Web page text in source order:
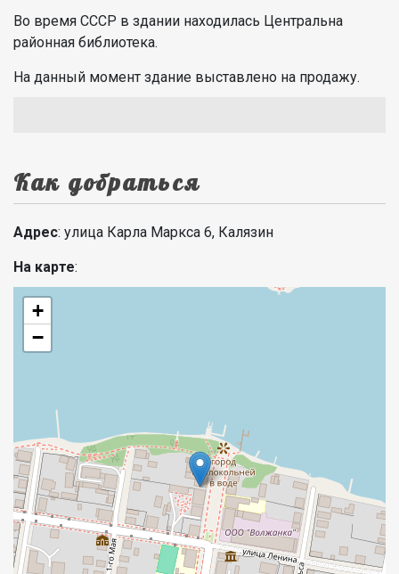
Во время СССР в здании находилась Центральна
районная библиотека.
На данный момент здание выставлено на продажу.
Как добраться
Адрес: улица Карла Маркса 6, Калязин
На карте:
+
−